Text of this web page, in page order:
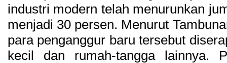
industri modern telah menurunkan
menjadi 30 persen. Menurut
para penganggur baru tersebut
kecil dan rumah-tangga lainnya.